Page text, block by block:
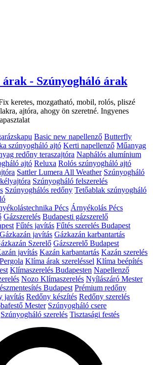
árak - Szúnyogháló árak
keretes, mozgatható, mobil, rolós, pliszé
ajtóra, ahogy ön szeretné. Ingyenes
Basic new napellenző Butterfly
szúnyogháló ajtó Kerti napellenző Műanyag
redőny teraszajtóra Naphálós alumínium
ajtó Reluxa Rolós szúnyogháló ajtó
Sattler Lumera All Weather Szúnyogháló
Szúnyogháló felszerelés
Szúnyoghálós redőny Tetőablak szúnyogháló
Pécs Árnyékolás Pécs
Gázszerelés Budapesti gázszerelő
Fűtés javítás Fűtés szerelés Budapest
Gázkazán javítás Gázkazán karbantartás
Szerelő Gázszerelő Budapest
javítás Kazán karbantartás Kazán szerelés
Klíma árak szereléssel Klíma beépítés
Klímaszerelés Budapesten Napellenző
Nozo Klímaszerelés Nyílászáró Mester
Budapest Prémium redőny
javítás Redőny készítés Redőny szerelés
Mester Szúnyogháló csere
Szúnyogháló szerelés Tisztasági festés